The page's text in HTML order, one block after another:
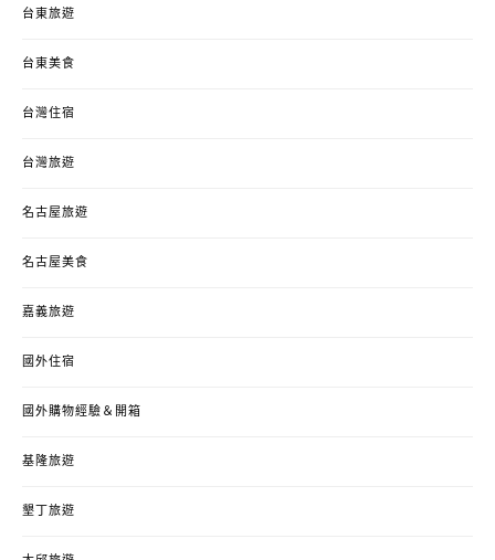
台東旅遊
台東美食
台灣住宿
台灣旅遊
名古屋旅遊
名古屋美食
嘉義旅遊
國外住宿
國外購物經驗＆開箱
基隆旅遊
墾丁旅遊